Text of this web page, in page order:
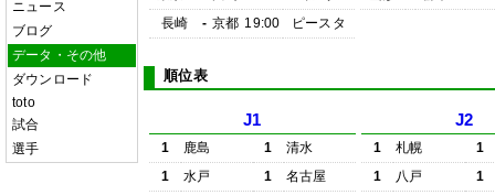
ニュース
ブログ
データ・その他
ダウンロード
toto
試合
選手
長崎
- 京都 19:00 ピースタ
順位表
J1
1 鹿島 1
清水
1
水戸 1
名古屋
J2
1 札幌
1
1
八戸
1